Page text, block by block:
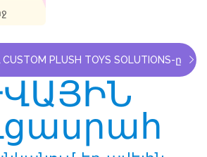
PLUSH TOYS SOLUTIONS-ը